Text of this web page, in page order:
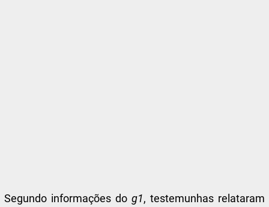
Segundo informações do g1, testemunhas relataram